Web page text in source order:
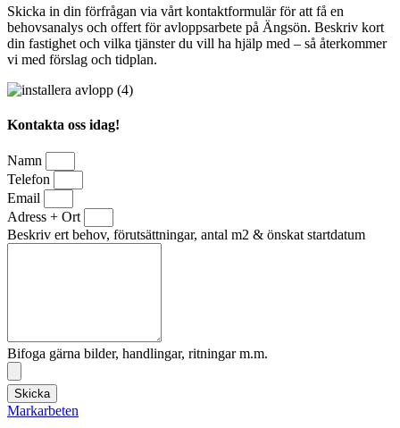
Skicka in din förfrågan via vårt kontaktformulär för att få en
behovsanalys och offert för avloppsarbete på Ängsön. Beskriv kort
din fastighet och vilka tjänster du vill ha hjälp med – så återkommer
vi med förslag och tidplan.
Kontakta oss idag!
Namn
Telefon
Email
Adress + Ort
Beskriv ert behov, förutsättningar, antal m2 & önskat startdatum
Bifoga gärna bilder, handlingar, ritningar m.m.
Skicka
Markarbeten